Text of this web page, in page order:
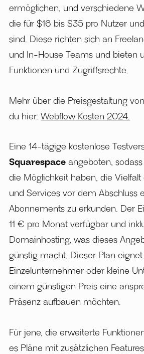
ermöglichen, und verschiedene
die für $16 bis $35 pro Nutzer
sind. Diese richten sich an
und In-House Teams und bieten
Funktionen und Zugriffsrechte.
Mehr über die Preisgestaltung
du hier:Webflow Kosten 2024.
Eine 14-tägige kostenlose
Squarespace angeboten,
die Möglichkeit haben, die Vielfalt
und Services vor dem Abschluss
Abonnements zu erkunden. Der
11 € pro Monat verfügbar und
Domainhosting, was dieses
günstig macht. Dieser Plan
Einzelunternehmer oder kleine
einem günstigen Preis eine
Präsenz aufbauen möchten.
Für jene, die erweiterte
es Pläne mit zusätzlichen